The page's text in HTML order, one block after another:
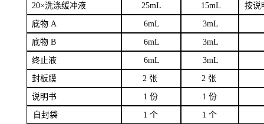
20×洗涤缓冲液 25mL 15mL 按说
底物A 6mL 3mL
底物B 6mL 3mL
终止液 6mL 3mL
封板膜 2 张 2 张
说明书 1 份 1 份
自封袋 1 个 1 个